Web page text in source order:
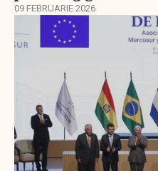
09 FEBRUARIE 2026